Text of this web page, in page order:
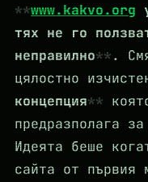
www.kakvo.org
тях не го
неправилно
.
цялостно
концепция
предразполага
Идеята беше
сайта от първия